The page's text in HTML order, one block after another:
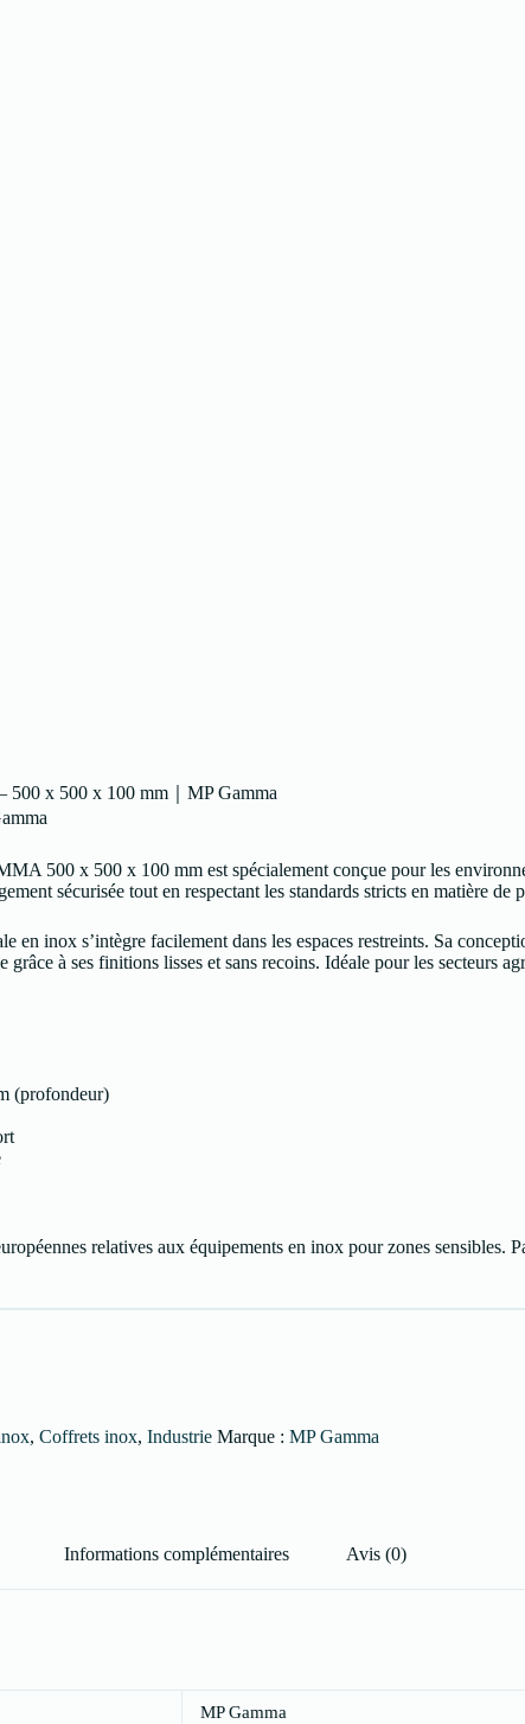
500 x 500 x 100 mm｜MP Gamma
500 x 500 x 100 mm est spécialement conçue pour les
sécurisée tout en respectant les standards stricts en matière de
en inox s’intègre facilement dans les espaces restreints. Sa
à ses finitions lisses et sans recoins. Idéale pour les secteurs
(profondeur)
relatives aux équipements en inox pour zones sensibles.
, Coffrets inox, Industrie Marque : MP Gamma
Informations complémentaires Avis (0)
MP Gamma